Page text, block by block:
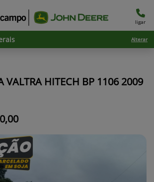
ligar
Alterar
VALTRA HITECH BP 1106 2009